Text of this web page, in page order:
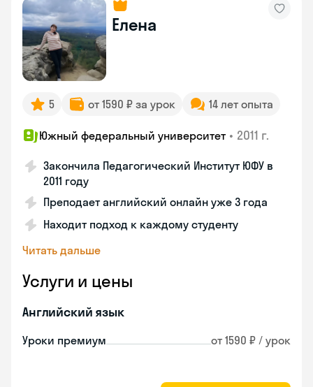
Елена
5 от 1590 ₽ за урок 14 лет опыта
Южный федеральный университет • 2011 г.
Закончила Педагогический Институт ЮФУ в
2011 году
Преподает английский онлайн уже 3 года
Находит подход к каждому студенту
Читать дальше
Услуги и цены
Английский язык
Уроки премиум от 1590 ₽ / урок